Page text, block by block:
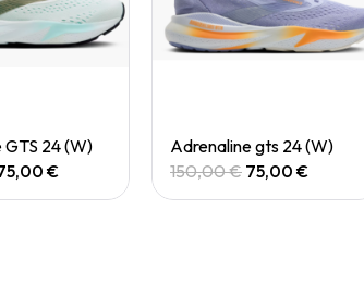
View24 (W)
€
Quick View
Adrenaline gts 24 (W)
150,00 € 75,00 €